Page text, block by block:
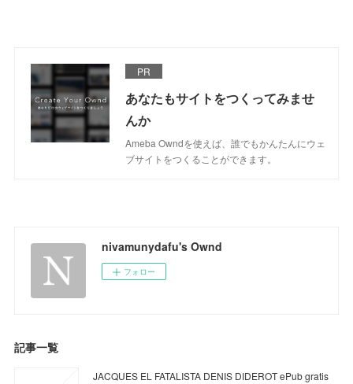
PR
あなたもサイトをつくってみませ
んか
Ameba Owndを使えば、誰でもかんたんにウェ
ブサイトをつくることができます。
nivamunydafu's Ownd
フォロー
記事一覧
JACQUES EL FATALISTA DENIS DIDEROT ePub gratis